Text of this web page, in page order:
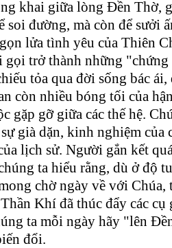
khai giữa lòng Đền Thờ,
đường, mà còn để sưởi
lửa tình yêu của Thiên
trở thành những "chứng
tỏa qua đời sống bác
còn nhiều bóng tối của
gặp gỡ giữa các thế hệ.
già dặn, kinh nghiệm của
lịch sử. Người gắn kết
ta hiểu rằng, dù ở độ
chờ ngày về với Chúa,
Khí đã thúc đẩy các
ta mỗi ngày hãy "lên
đổi.